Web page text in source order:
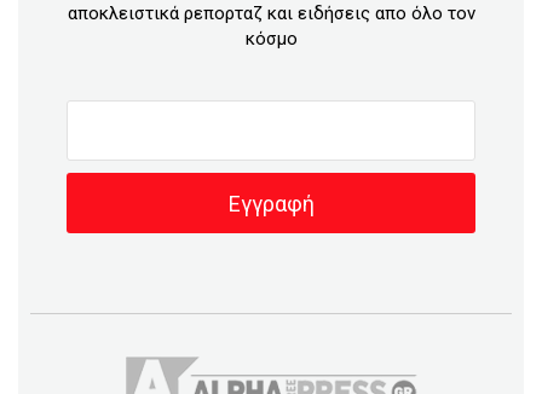
αποκλειστικά ρεπορταζ και ειδήσεις απο όλο τον
κόσμο